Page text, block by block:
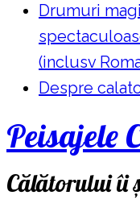
Drumuri
(inclusv
Despre
Peisajele
Călătorului îi